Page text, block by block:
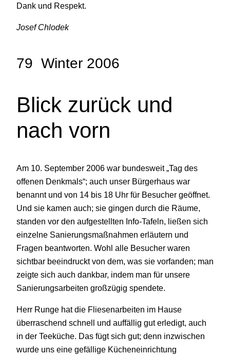
Dank und Respekt.
Josef Chlodek
79 Winter 2006
Blick zurück und
nach vorn
Am 10. September 2006 war bundesweit „Tag des
offenen Denkmals“; auch unser Bürgerhaus war
benannt und von 14 bis 18 Uhr für Besucher geöffnet.
Und sie kamen auch; sie gingen durch die Räume,
standen vor den aufgestellten Info-Tafeln, ließen sich
einzelne Sanierungsmaßnahmen erläutern und
Fragen beantworten. Wohl alle Besucher waren
sichtbar beeindruckt von dem, was sie vorfanden; man
zeigte sich auch dankbar, indem man für unsere
Sanierungsarbeiten großzügig spendete.
Herr Runge hat die Fliesenarbeiten im Hause
überraschend schnell und auffällig gut erledigt, auch
in der Teeküche. Das fügt sich gut; denn inzwischen
wurde uns eine gefällige Kücheneinrichtung